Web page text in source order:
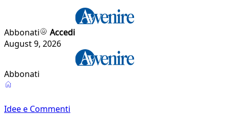
Abbonati
Accedi
August 9, 2026
Abbonati
Idee e Commenti